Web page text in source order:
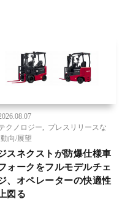
クノロジー
プレスリリースな
動向/展望
スネクストが防爆仕様車
ォークをフルモデルチェ
、オペレーターの快適性
図る